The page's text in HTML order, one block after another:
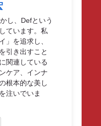
し、Defという
ています。私
」を追求し、
引き出すこと
関連している
ケア、インナ
根本的な美し
注いでいま